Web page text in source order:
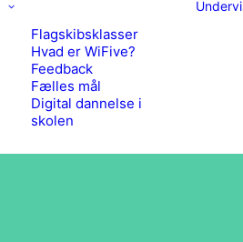
Flagskibsklasser
Hvad er WiFive?
Feedback
Fælles mål
Digital dannelse i
skolen